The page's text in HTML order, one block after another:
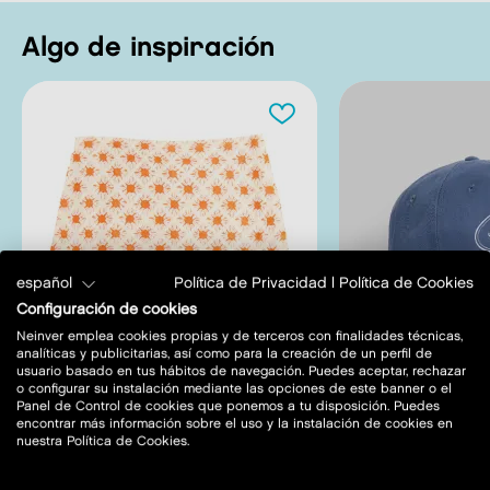
Algo de inspiración
SALE
español Política de Privacidad
Política de Cookies
Configuración de cookies
Neinver emplea cookies propias y de terceros con finalidades técnicas,
analíticas y publicitarias, así como para la creación de un perfil de
usuario basado en tus hábitos de navegación. Puedes aceptar, rechazar
o configurar su instalación mediante las opciones de este banner o el
Panel de Control de cookies que ponemos a tu disposición. Puedes
encontrar más información sobre el uso y la instalación de cookies en
nuestra Política de Cookies.